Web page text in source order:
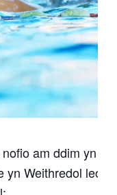
am ddim yn
Weithredol leol